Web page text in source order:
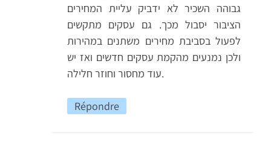
גבוהה השכיר לא ידביק עליית המחירים
הציבור יסבול מכך. גם עסקים מתקשים
לפעול בסביבת מחירים משתנים במהירות
ולכן נמנעים מהקמת עסקים חדשים ואז יש
עוד מחסור וחוזר חלילה.
Répondre